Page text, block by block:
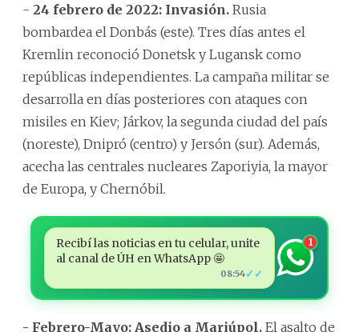
- 24 febrero de 2022: Invasión. Rusia
bombardea el Donbás (este). Tres días antes el
Kremlin reconoció Donetsk y Lugansk como
repúblicas independientes. La campaña militar se
desarrolla en días posteriores con ataques con
misiles en Kiev; Járkov, la segunda ciudad del país
(noreste), Dnipró (centro) y Jersón (sur). Además,
acecha las centrales nucleares Zaporiyia, la mayor
de Europa, y Chernóbil.
Recibí las noticias en tu celular, unite
al canal de ÚH en WhatsApp 🤩
08:54✓✓
1
- Febrero-Mayo: Asedio a Mariúpol. El asalto de